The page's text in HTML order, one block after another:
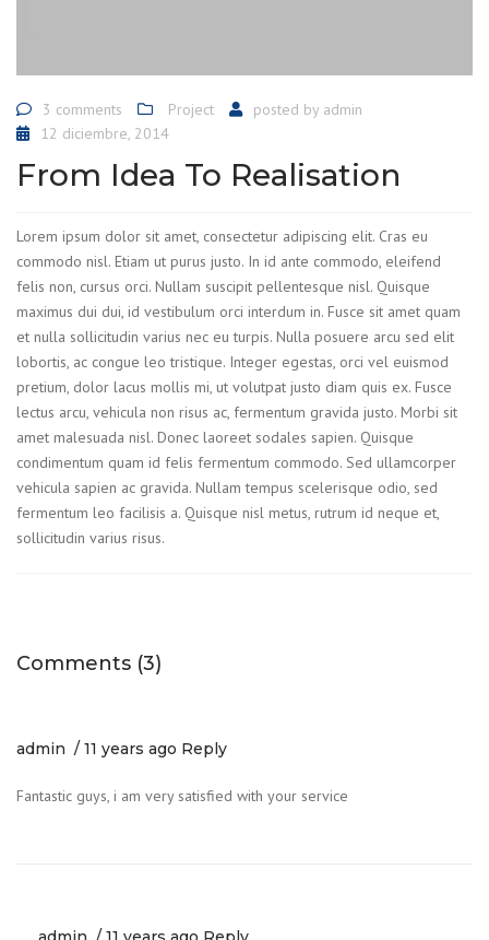
3 comments Project posted by admin
12 diciembre, 2014
From Idea To Realisation
Lorem ipsum dolor sit amet, consectetur adipiscing elit. Cras eu
commodo nisl. Etiam ut purus justo. In id ante commodo, eleifend
felis non, cursus orci. Nullam suscipit pellentesque nisl. Quisque
maximus dui dui, id vestibulum orci interdum in. Fusce sit amet quam
et nulla sollicitudin varius nec eu turpis. Nulla posuere arcu sed elit
lobortis, ac congue leo tristique. Integer egestas, orci vel euismod
pretium, dolor lacus mollis mi, ut volutpat justo diam quis ex. Fusce
lectus arcu, vehicula non risus ac, fermentum gravida justo. Morbi sit
amet malesuada nisl. Donec laoreet sodales sapien. Quisque
condimentum quam id felis fermentum commodo. Sed ullamcorper
vehicula sapien ac gravida. Nullam tempus scelerisque odio, sed
fermentum leo facilisis a. Quisque nisl metus, rutrum id neque et,
sollicitudin varius risus.
Comments (3)
admin 11 years ago Reply
Fantastic guys, i am very satisfied with your service